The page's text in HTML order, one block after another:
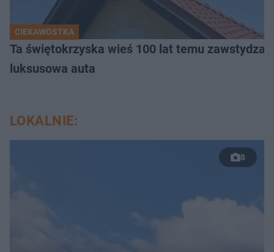
CIEKAWOSTKA
Ta świętokrzyska wieś 100 lat temu
luksusowa auta
LOKALNIE:
8